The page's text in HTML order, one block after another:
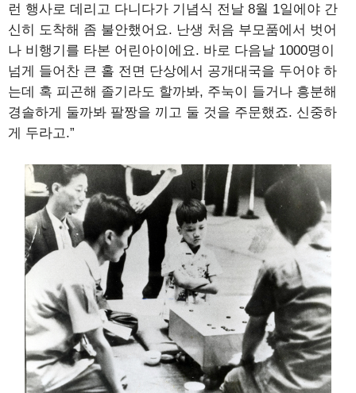
런 행사로 데리고 다니다가 기념식 전날 8월 1일에야 간
신히 도착해 좀 불안했어요. 난생 처음 부모품에서 벗어
나 비행기를 타본 어린아이에요. 바로 다음날 1000명이
넘게 들어찬 큰 홀 전면 단상에서 공개대국을 두어야 하
는데 혹 피곤해 졸기라도 할까봐, 주눅이 들거나 흥분해
경솔하게 둘까봐 팔짱을 끼고 둘 것을 주문했죠. 신중하
게 두라고.”